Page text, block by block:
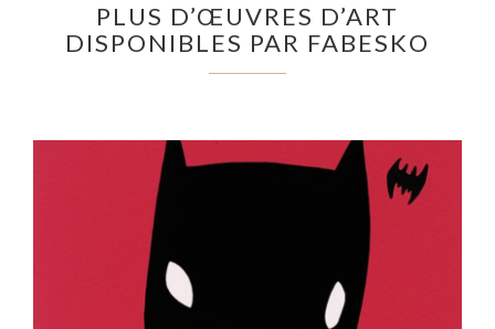
PLUS D’ŒUVRES D’ART
DISPONIBLES PAR FABESKO